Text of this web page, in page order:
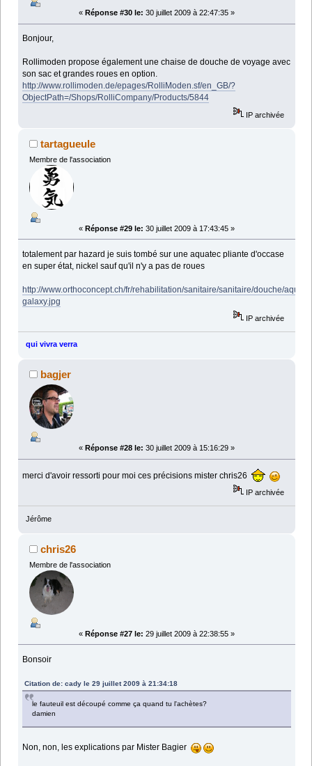
« Réponse #30 le: 30 juillet 2009 à 22:47:35 »
Bonjour,
Rollimoden propose également une chaise de douche de voyage avec
son sac et grandes roues en option.
http://www.rollimoden.de/epages/RolliModen.sf/en_GB/?
ObjectPath=/Shops/RolliCompany/Products/5844
IP archivée
tartagueule
Membre de l'association
« Réponse #29 le: 30 juillet 2009 à 17:43:45 »
totalement par hazard je suis tombé sur une aquatec pliante d'occase
en super état, nickel sauf qu'il n'y a pas de roues
http://www.orthoconcept.ch/fr/rehabilitation/sanitaire/sanitaire/douche/
galaxy.jpg
IP archivée
qui vivra verra
bagjer
« Réponse #28 le: 30 juillet 2009 à 15:16:29 »
merci d'avoir ressorti pour moi ces précisions mister chris26
IP archivée
Jérôme
chris26
Membre de l'association
« Réponse #27 le: 29 juillet 2009 à 22:38:55 »
Bonsoir
Citation de: cady le 29 juillet 2009 à 21:34:18
le fauteuil est découpé comme ça quand tu l'achètes?
damien
Non, non, les explications par Mister Bagier